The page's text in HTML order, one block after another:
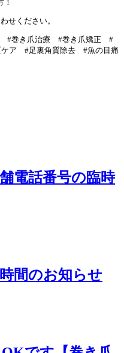
！
せください。
#巻き爪治療 #巻き爪矯正 #
ア #足裏角質除去 #魚の目痛
電話番号の臨時
間のお知らせ